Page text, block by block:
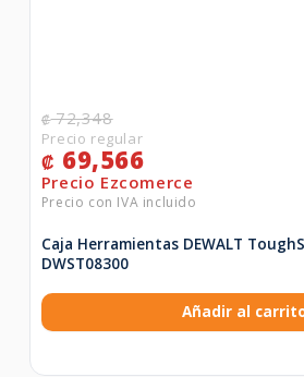
₡72,348
₡ 69,566
Caja Herramientas DEWALT
DWST08300
Añadir al